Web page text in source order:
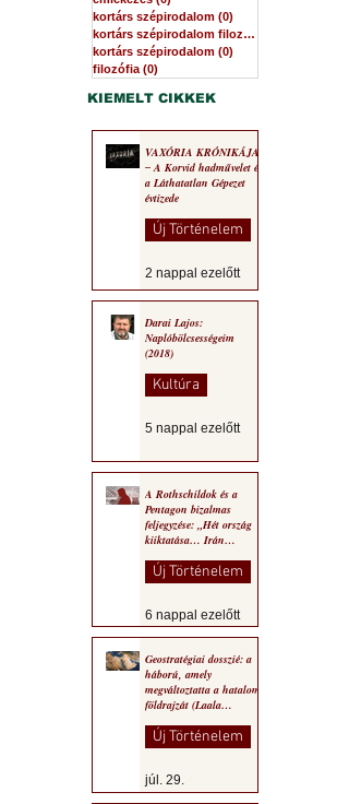
kortárs szépirodalom (0)
kortárs szépirodalom filozófia
kortárs szépirodalom (0)
filozófia (0)
KIEMELT CIKKEK
VAXÓRIA KRÓNIKÁJA
‒ A Korvid hadművelet és
a Láthatatlan Gépezet
évtizede
Új Történelem
2 nappal ezelőtt
Darai Lajos:
Naplóbölcsességeim
(2018)
Kultúra
5 nappal ezelőtt
A Rothschildok és a
Pentagon bizalmas
feljegyzése: „Hét ország
kiiktatása… Irán
Új Történelem
6 nappal ezelőtt
Geostratégiai dosszié: a
háború, amely
megváltoztatta a hatalom
földrajzát (Laala
Új Történelem
júl. 29.